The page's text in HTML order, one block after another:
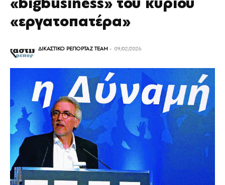
«εργατοπατέρα»
ΔΙΚΑΣΤΙΚΟ ΡΕΠΟΡΤΑΖ TEAM - 09/02/2026